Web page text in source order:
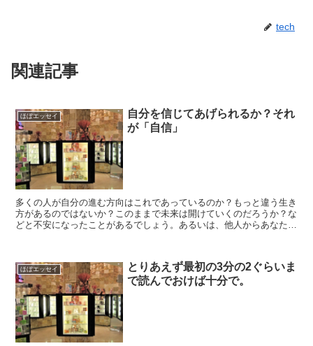
tech
関連記事
ほぼエッセイ
自分を信じてあげられるか？それ
が「自信」
多くの人が自分の進む方向はこれであっているのか？もっと違う生き
方があるのではないか？このままで未来は開けていくのだろうか？な
どと不安になったことがあるでしょう。あるいは、他人からあなたの
ほぼエッセイ
とりあえず最初の3分の2ぐらいま
で読んでおけば十分で。